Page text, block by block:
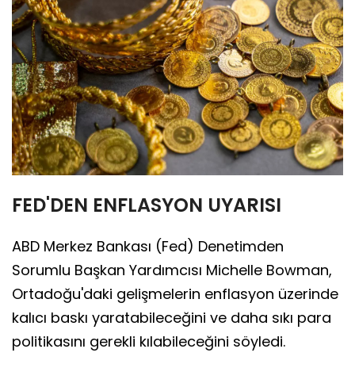
FED'DEN ENFLASYON UYARISI
ABD Merkez Bankası (Fed) Denetimden
Sorumlu Başkan Yardımcısı Michelle Bowman,
Ortadoğu'daki gelişmelerin enflasyon üzerinde
kalıcı baskı yaratabileceğini ve daha sıkı para
politikasını gerekli kılabileceğini söyledi.